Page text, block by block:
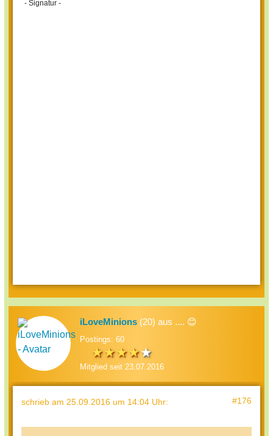
- Signatur -
iLoveMinions (20) aus .... 😊
Postings: 60
Mitglied seit 23.07.2016
schrieb am 25.09.2016 um 14:04 Uhr: #176